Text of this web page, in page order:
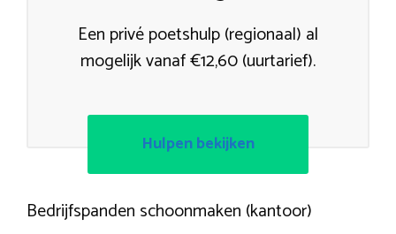
Een privé poetshulp (regionaal) al
mogelijk vanaf €12,60 (uurtarief).
Hulpen bekijken
Bedrijfspanden schoonmaken (kantoor)